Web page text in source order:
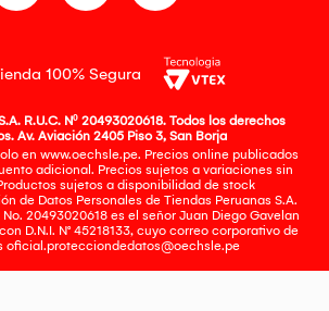
100% Segura
R.U.C. Nº 20493020618. Todos los derechos
Av. Aviación 2405 Piso 3, San Borja
en www.oechsle.pe. Precios online publicados
adicional. Precios sujetos a variaciones sin
sujetos a disponibilidad de stock
de Datos Personales de Tiendas Peruanas S.A.
20493020618 es el señor Juan Diego Gavelan
D.N.I. N° 45218133, cuyo correo corporativo de
oficial.protecciondedatos@oechsle.pe